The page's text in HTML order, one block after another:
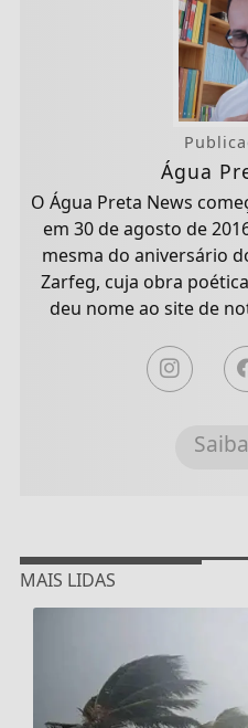
Água
O Água Preta News
em 30 de agosto de
mesma do aniversário
Zarfeg, cuja obra
deu nome ao site de
MAIS LIDAS